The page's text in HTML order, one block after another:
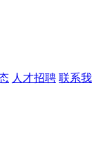
人才招聘 联系我